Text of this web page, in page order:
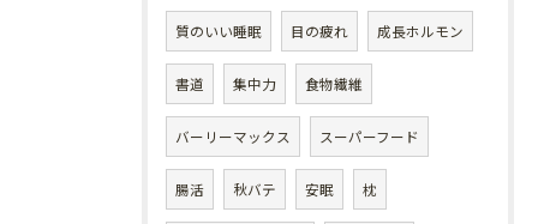
質のいい睡眠 目の疲れ 成長ホルモン
書道 集中力 食物繊維
バーリーマックス スーパーフード
腸活 秋バテ 安眠 枕